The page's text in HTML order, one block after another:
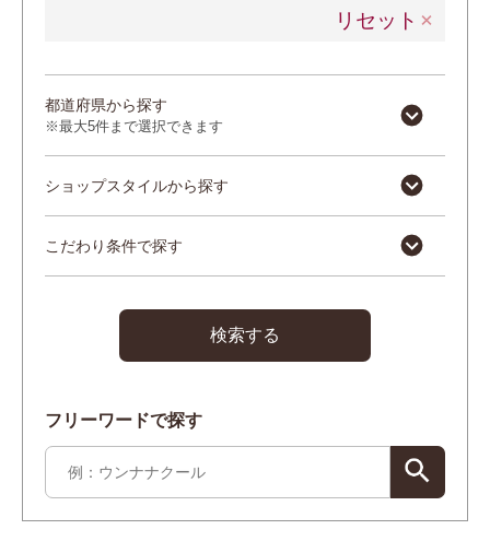
リセット
都道府県から探す
※最大5件まで選択できます
ショップスタイルから探す
こだわり条件で探す
検索する
フリーワードで探す